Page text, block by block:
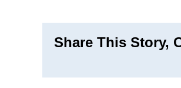
Share This Story,